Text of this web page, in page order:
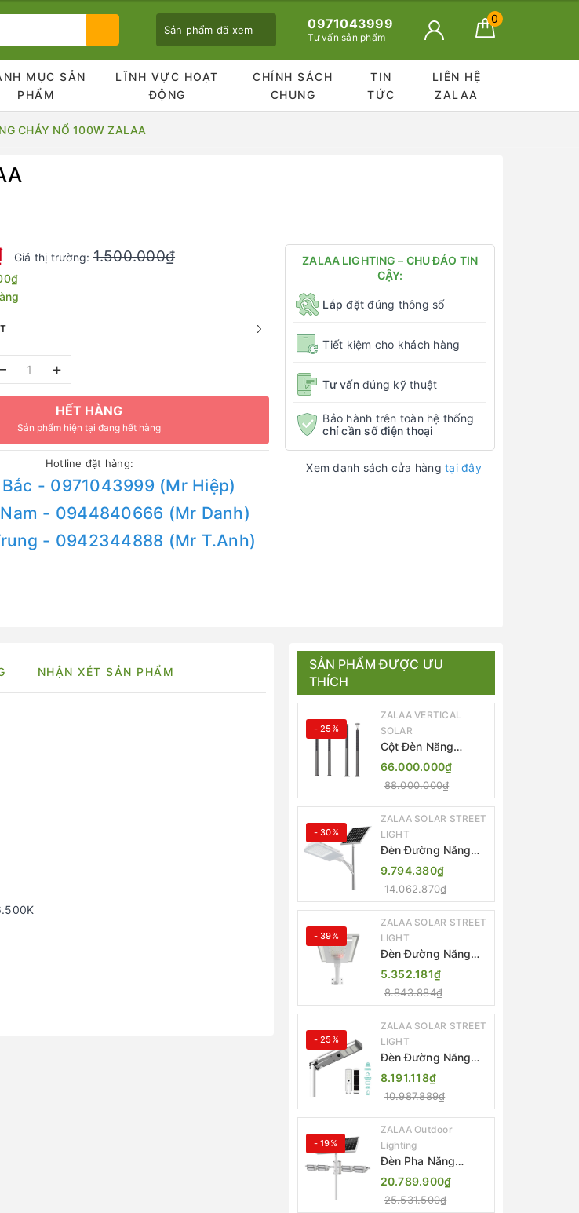
Sản phẩm đã xem
xem sản phẩm nào
0971043999
Tư vấn sản phẩm
0
MỤC SẢN
PHẨM
LĨNH VỰC HOẠT
ĐỘNG
CHÍNH SÁCH
CHUNG
TIN
TỨC
LIÊN HỆ
ZALAA
CHÁY NỔ 100W ZALAA
Giá thị trường:1.500.000₫
+
HẾT HÀNG
Sản phẩm hiện tại đang hết hàng
Hotline đặt hàng:
- 0971043999 (Mr Hiệp)
- 0944840666 (Mr Danh)
- 0942344888 (Mr T.Anh)
ZALAA LIGHTING – CHU ĐÁO TIN
CẬY:
Lắp đặt đúng thông số
Tiết kiệm cho khách hàng
Tư vấnđúng kỹ thuật
Bảo hành trên toàn hệ thống
chỉ cần số điện thoại
Xem danh sách cửa hàngtại đây
NHẬN XÉT SẢN PHẨM
SẢN PHẨM ĐƯỢC ƯU
THÍCH
- 25%
ZALAA VERTICAL
SOLAR
Cột Đèn Năng
Lượng Mặt Trời Dọc
Thông Minh ZSR-
YYDS-360 | ZALAA
Jsc
66.000.000₫
88.000.000₫
- 30%
ZALAA SOLAR STREET
LIGHT
Đèn Đường Năng
Lượng Mặt Trời
Thông Minh Điều
Khiển MPPT ZL-
GMX01 ZALAA
9.794.380₫
14.062.870₫
- 39%
ZALAA SOLAR STREET
LIGHT
Đèn Đường Năng
Lượng Mặt Trời
Nhôm Đúc ZALAA
ZL-BWH Cao Cấp
IP65
5.352.181₫
8.843.884₫
- 25%
ZALAA SOLAR STREET
LIGHT
Đèn Đường Năng
Lượng Mặt Trời Tích
Hợp Camera ZALAA
ZL-BJ04-CCTV
(80W, IP65)
8.191.118₫
10.987.889₫
- 19%
ZALAA Outdoor
Lighting
Đèn Pha Năng
Lượng Mặt Trời Sân
Thể Thao ZALAA
Jsc Chống Nước
20.789.900₫
25.531.500₫